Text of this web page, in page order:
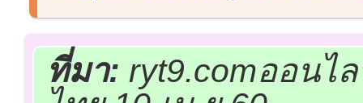
ที่มา: ryt9.comออน